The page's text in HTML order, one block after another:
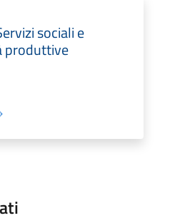
sociali e
produttive